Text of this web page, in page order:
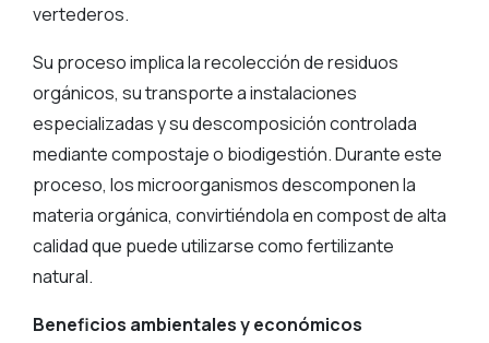
vertederos.
Su proceso implica la recolección de residuos
orgánicos, su transporte a instalaciones
especializadas y su descomposición controlada
mediante compostaje o biodigestión. Durante este
proceso, los microorganismos descomponen la
materia orgánica, convirtiéndola en compost de alta
calidad que puede utilizarse como fertilizante
natural.
Beneficios ambientales y económicos